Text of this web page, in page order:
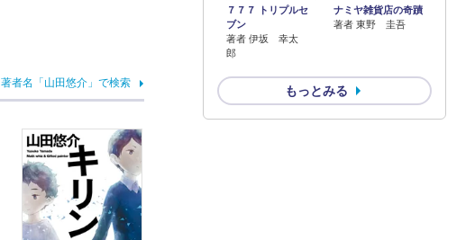
７７７ トリプルセ
ブン
著者 伊坂 幸太
郎
ナミヤ雑貨店の奇蹟
著者 東野 圭吾
もっとみる
著者名「山田悠介」で検索